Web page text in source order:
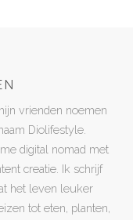
vrienden noemen
Diolifestyle.
digital nomad met
creatie. Ik schrijf
het leven leuker
tot eten, planten,